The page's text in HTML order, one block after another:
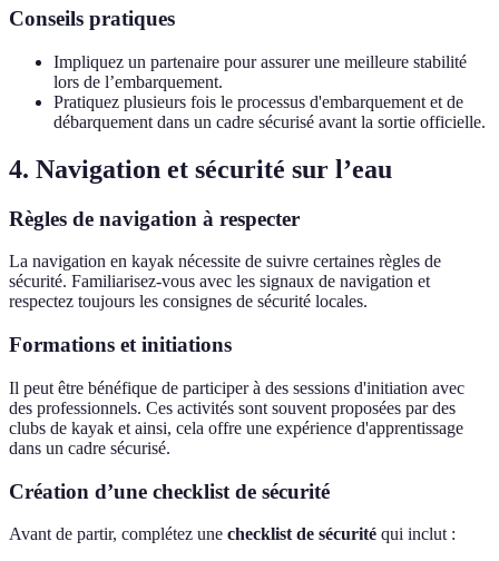
Conseils pratiques
Impliquez un partenaire pour assurer une meilleure stabilité
lors de l’embarquement.
Pratiquez plusieurs fois le processus d'embarquement et de
débarquement dans un cadre sécurisé avant la sortie officielle.
4. Navigation et sécurité sur l’eau
Règles de navigation à respecter
La navigation en kayak nécessite de suivre certaines règles de
sécurité. Familiarisez-vous avec les signaux de navigation et
respectez toujours les consignes de sécurité locales.
Formations et initiations
Il peut être bénéfique de participer à des sessions d'initiation avec
des professionnels. Ces activités sont souvent proposées par des
clubs de kayak et ainsi, cela offre une expérience d'apprentissage
dans un cadre sécurisé.
Création d’une checklist de sécurité
Avant de partir, complétez une checklist de sécurité qui inclut :